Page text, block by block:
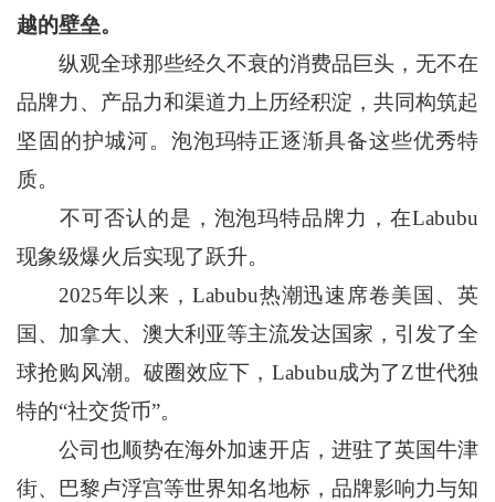
越的壁垒。
纵观全球那些经久不衰的消费品巨头，无不在
品牌力、产品力和渠道力上历经积淀，共同构筑起
坚固的护城河。泡泡玛特正逐渐具备这些优秀特
质。
不可否认的是，泡泡玛特品牌力，在Labubu
现象级爆火后实现了跃升。
2025年以来，Labubu热潮迅速席卷美国、英
国、加拿大、澳大利亚等主流发达国家，引发了全
球抢购风潮。破圈效应下，Labubu成为了Z世代独
特的“社交货币”。
公司也顺势在海外加速开店，进驻了英国牛津
街、巴黎卢浮宫等世界知名地标，品牌影响力与知